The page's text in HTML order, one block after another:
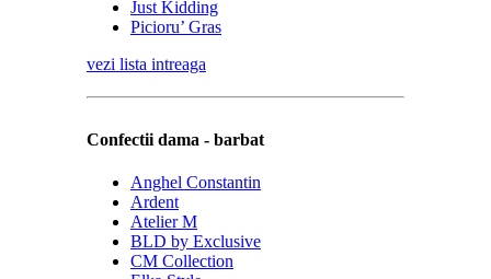
Just Kidding
Picioru’ Gras
vezi lista intreaga
Confectii dama - barbat
Anghel Constantin
Ardent
Atelier M
BLD by Exclusive
CM Collection